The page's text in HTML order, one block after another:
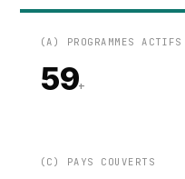
(A) PROGRAMMES ACTIFS
59+
(C) PAYS COUVERTS